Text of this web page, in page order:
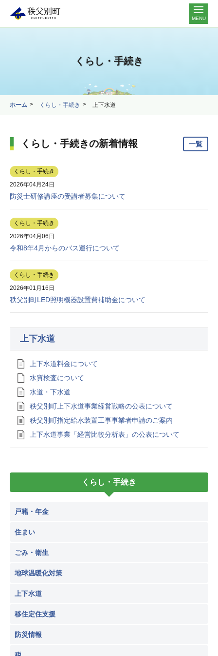
MENU
くらし・手続き
ホーム くらし・手続き 上下水道
くらし・手続きの新着情報 一覧
くらし・手続き
2026年04月24日
防災士研修講座の受講者募集について
くらし・手続き
2026年04月06日
令和8年4月からのバス運行について
くらし・手続き
2026年01月16日
秩父別町LED照明機器設置費補助金について
上下水道
上下水道料金について
水質検査について
水道・下水道
秩父別町上下水道事業経営戦略の公表について
秩父別町指定給水装置工事事業者申請のご案内
上下水道事業「経営比較分析表」の公表について
くらし・手続き
戸籍・年金
住まい
ごみ・衛生
地球温暖化対策
上下水道
移住定住支援
防災情報